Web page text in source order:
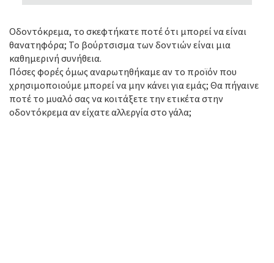
Οδοντόκρεμα, το σκεφτήκατε ποτέ ότι μπορεί να είναι
θανατηφόρα; Το βούρτσισμα των δοντιών είναι μια
καθημερινή συνήθεια.
Πόσες φορές όμως αναρωτηθήκαμε αν το προϊόν που
χρησιμοποιούμε μπορεί να μην κάνει για εμάς; Θα πήγαινε
ποτέ το μυαλό σας να κοιτάξετε την ετικέτα στην
οδοντόκρεμα αν είχατε αλλεργία στο γάλα;